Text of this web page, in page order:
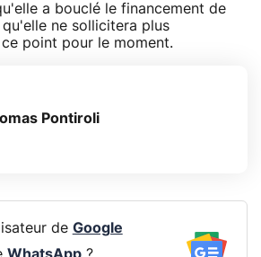
a bouclé le financement de
ne sollicitera plus
point pour le moment.
Pontiroli
de Google